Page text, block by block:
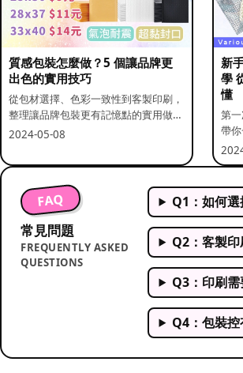
質感包裝怎麼做？5 個讓品牌更
出色的實用技巧
從包材選擇、色彩一致性到客製印刷，
整理讓品牌包裝更有記憶點的實用做
法。
2024-05-08
新
學
懂
第
帶
重
FAQ
常見問題
FREQUENTLY ASKED
QUESTIONS
Q1：如何
Q2：客製
Q3：印刷
Q4：包裝